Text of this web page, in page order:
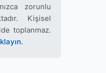
zorunlu
Kişisel
toplanmaz.